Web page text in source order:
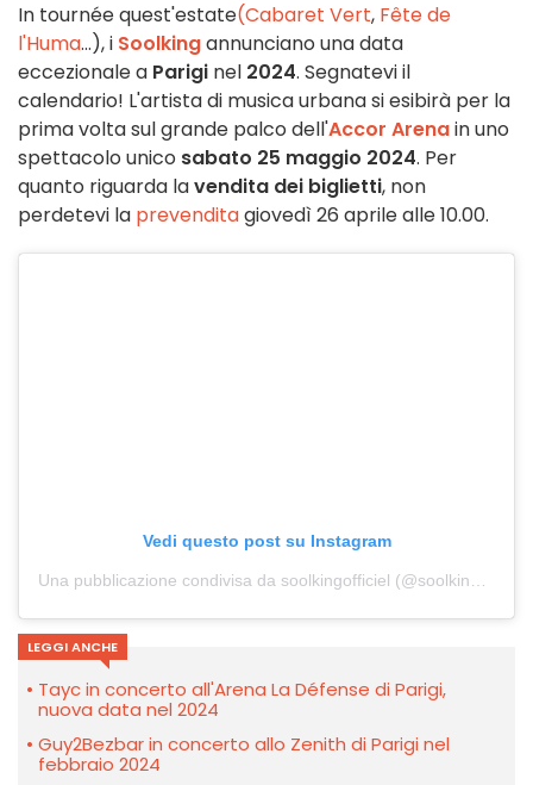
In tournée quest'estate(Cabaret Vert, Fête de
l'Huma...), i Soolkingannunciano una data
eccezionale a Parigi nel 2024. Segnatevi il
calendario! L'artista di musica urbana si esibirà per la
prima volta sul grande palco dell'Accor Arenain uno
spettacolo unico sabato 25 maggio 2024. Per
quanto riguarda lavendita dei biglietti, non
perdetevi la prevenditagiovedì 26 aprile alle 10.00.
Vedi questo post su Instagram
Una pubblicazione condivisa da soolkingofficiel (@soolkingofficiel)
LEGGI ANCHE
Tayc in concerto all'Arena La Défense di Parigi,
nuova data nel 2024
Guy2Bezbar in concerto allo Zenith di Parigi nel
febbraio 2024